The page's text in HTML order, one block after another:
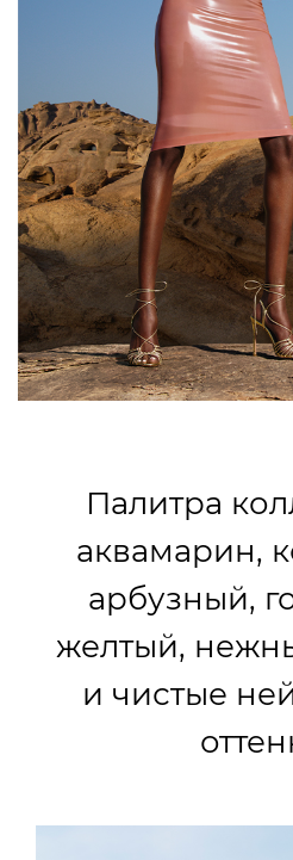
Палитра
аквамарин,
арбузный,
желтый,
и чистые